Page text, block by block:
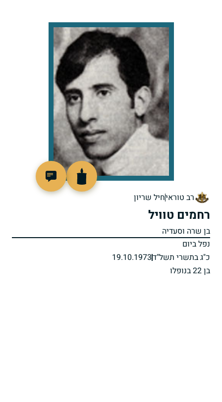
רב טוראיחיל שריון
רחמים טוויל
בן שרה וסעדיה
נפל ביום
כ"ג בתשרי תשל"ד19.10.1973
בן 22 בנופלו